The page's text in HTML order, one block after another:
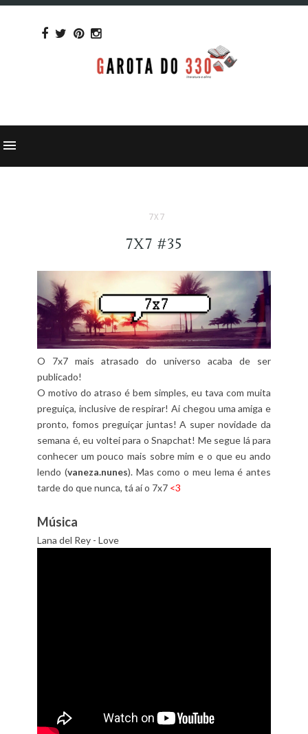
7X7
7X7 #35
O 7x7 mais atrasado do universo acaba de ser
publicado!
O motivo do atraso é bem simples, eu tava com muita
preguiça, inclusive de respirar! Ai chegou uma amiga e
pronto, fomos preguiçar juntas! A super novidade da
semana é, eu voltei para o Snapchat! Me segue lá para
conhecer um pouco mais sobre mim e o que eu ando
lendo (vaneza.nunes). Mas como o meu lema é antes
tarde do que nunca, tá aí o 7x7 <3
Música
Lana del Rey - Love